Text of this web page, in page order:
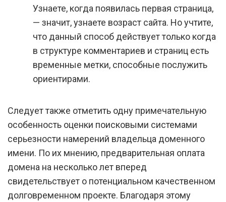
Узнаете, когда появилась первая страница,
— значит, узнаете возраст сайта. Но учтите,
что данный способ действует только когда
в структуре комментариев и страниц есть
временные метки, способные послужить
ориентирами.
Следует также отметить одну примечательную
особенность оценки поисковыми системами
серьезности намерений владельца доменного
имени. По их мнению, предварительная оплата
домена на несколько лет вперед
свидетельствует о потенциальном качественном
долговременном проекте. Благодаря этому